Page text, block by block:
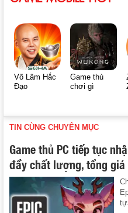
Võ Lâm Hắc
Đạo
Game thủ
chơi gì
TIN CÙNG CHUYÊN MỤC
Game thủ PC tiếp tục
đầy chất lượng, tổng